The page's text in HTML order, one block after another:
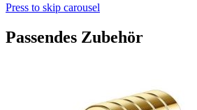
Press to skip carousel
Passendes Zubehör